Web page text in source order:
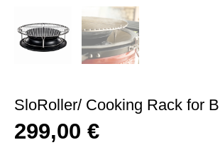
SloRoller/ Cooking Rack for
299,00 €